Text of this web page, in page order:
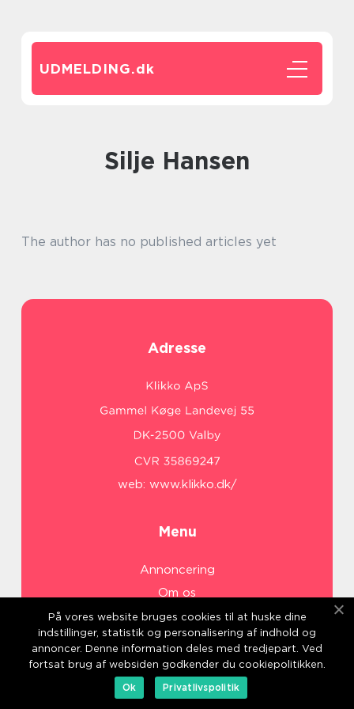
UDMELDING.dk
Silje Hansen
The author has no published articles yet
Adresse
web: www.klikko.dk/
Menu
Annoncering
Om os
Cookies
Kontakt os
Sitemap
På vores website bruges cookies til at huske dine
indstillinger, statistik og personalisering af indhold og
annoncer. Denne information deles med tredjepart. Ved
fortsat brug af websiden godkender du cookiepolitikken.
Ok
Privatlivspolitik